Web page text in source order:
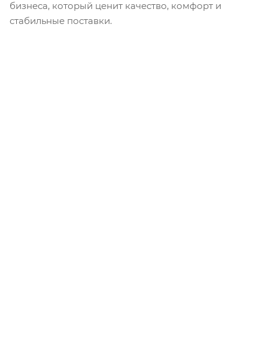
бизнеса, который ценит качество, комфорт и
стабильные поставки.